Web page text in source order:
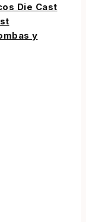
Die Cast
y